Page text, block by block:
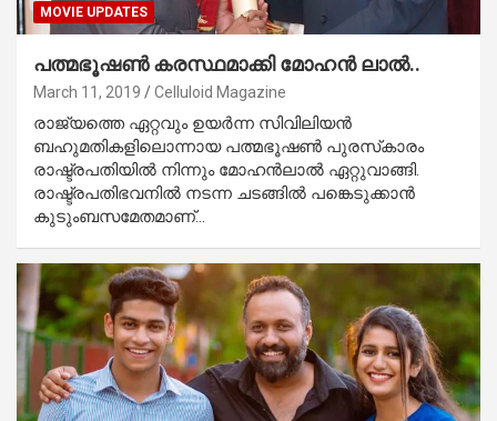
MOVIE UPDATES
പത്മഭൂഷണ്‍ കരസ്ഥമാക്കി മോഹന്‍ ലാല്‍..
March 11, 2019 Celluloid Magazine
രാജ്യത്തെ ഏറ്റവും ഉയര്‍ന്ന സിവിലിയന്‍
ബഹുമതികളിലൊന്നായ പത്മഭൂഷണ്‍ പുരസ്‌കാരം
രാഷ്ട്രപതിയില്‍ നിന്നും മോഹന്‍ലാല്‍ ഏറ്റുവാങ്ങി.
രാഷ്ട്രപതിഭവനില്‍ നടന്ന ചടങ്ങില്‍ പങ്കെടുക്കാന്‍
കുടുംബസമേതമാണ്…